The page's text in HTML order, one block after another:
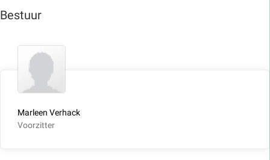
Bestuur
Marleen Verhack
Voorzitter